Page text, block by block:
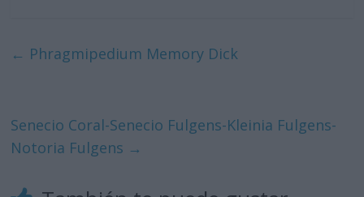
← Phragmipedium Memory Dick
Senecio Coral-Senecio Fulgens-Kleinia Fulgens-
Notoria Fulgens →